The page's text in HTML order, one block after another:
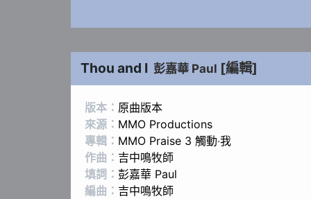
Thou and I 彭嘉華 Paul [編輯]
版本： 原曲版本
來源： MMO Productions
專輯： MMO Praise 3 觸動‧我
作曲： 吉中鳴牧師
填詞： 彭嘉華 Paul
編曲： 吉中鳴牧師